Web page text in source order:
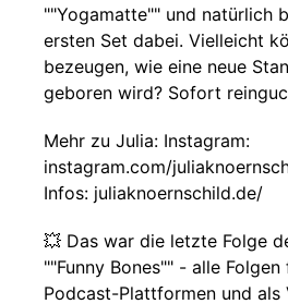
""Yogamatte"" und natürlich
ersten Set dabei. Vielleicht
bezeugen, wie eine neue
geboren wird? Sofort
Mehr zu Julia: Instagram:
instagram.com/
Infos: juliaknoernschild.de/
💥 Das war die letzte Folge
""Funny Bones"" - alle
Podcast-Plattformen und als